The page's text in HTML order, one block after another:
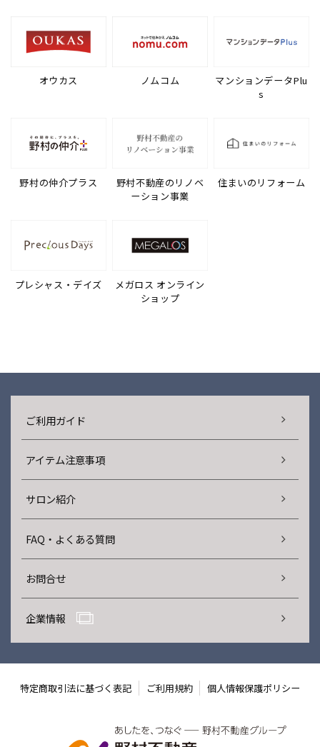
オウカス ノムコム
マンションデータPlu
s
野村の仲介プラス
野村不動産のリノベ
ーション事業
住まいのリフォーム
プレシャス・デイズ
メガロス オンライン
ショップ
ご利用ガイド
アイテム注意事項
サロン紹介
FAQ・よくある質問
お問合せ
企業情報
特定商取引法に基づく表記 ご利用規約 個人情報保護ポリシー